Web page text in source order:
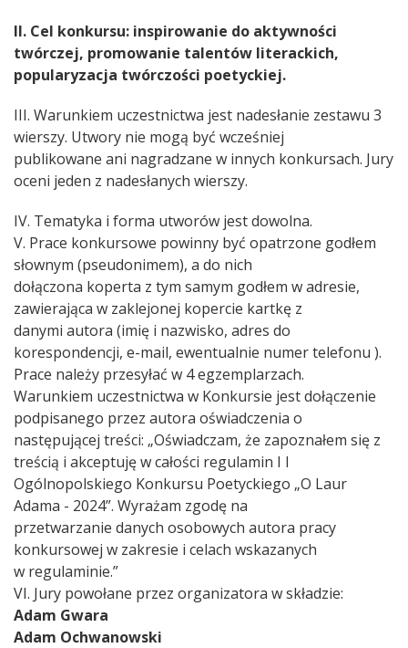
II. Cel konkursu: inspirowanie do aktywności
twórczej, promowanie talentów literackich,
popularyzacja twórczości poetyckiej.
III. Warunkiem uczestnictwa jest nadesłanie zestawu 3
wierszy. Utwory nie mogą być wcześniej
publikowane ani nagradzane w innych konkursach. Jury
oceni jeden z nadesłanych wierszy.
IV. Tematyka i forma utworów jest dowolna.
V. Prace konkursowe powinny być opatrzone godłem
słownym (pseudonimem), a do nich
dołączona koperta z tym samym godłem w adresie,
zawierająca w zaklejonej kopercie kartkę z
danymi autora (imię i nazwisko, adres do
korespondencji, e-mail, ewentualnie numer telefonu ).
Prace należy przesyłać w 4 egzemplarzach.
Warunkiem uczestnictwa w Konkursie jest dołączenie
podpisanego przez autora oświadczenia o
następującej treści: „Oświadczam, że zapoznałem się z
treścią i akceptuję w całości regulamin I I
Ogólnopolskiego Konkursu Poetyckiego „O Laur
Adama - 2024”. Wyrażam zgodę na
przetwarzanie danych osobowych autora pracy
konkursowej w zakresie i celach wskazanych
w regulaminie.”
VI. Jury powołane przez organizatora w składzie:
Adam Gwara
Adam Ochwanowski